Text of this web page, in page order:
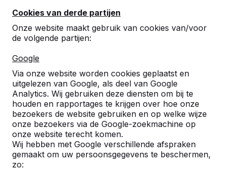
Cookies van derde partijen
Onze website maakt gebruik van cookies van/voor
de volgende partijen:
Google
Via onze website worden cookies geplaatst en
uitgelezen van Google, als deel van Google
Analytics. Wij gebruiken deze diensten om bij te
houden en rapportages te krijgen over hoe onze
bezoekers de website gebruiken en op welke wijze
onze bezoekers via de Google-zoekmachine op
onze website terecht komen.
Wij hebben met Google verschillende afspraken
gemaakt om uw persoonsgegevens te beschermen,
zo:
bankjes en speltafels.
robuuste spel- en speeltafels.
Bekijk onze tafels -->
Ontdek ons complete
assortiment